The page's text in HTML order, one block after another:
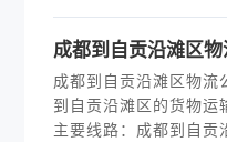
成都到自贡沿滩区
成都到自贡沿滩区物流
到自贡沿滩区的货物运
主要线路：成都到自贡